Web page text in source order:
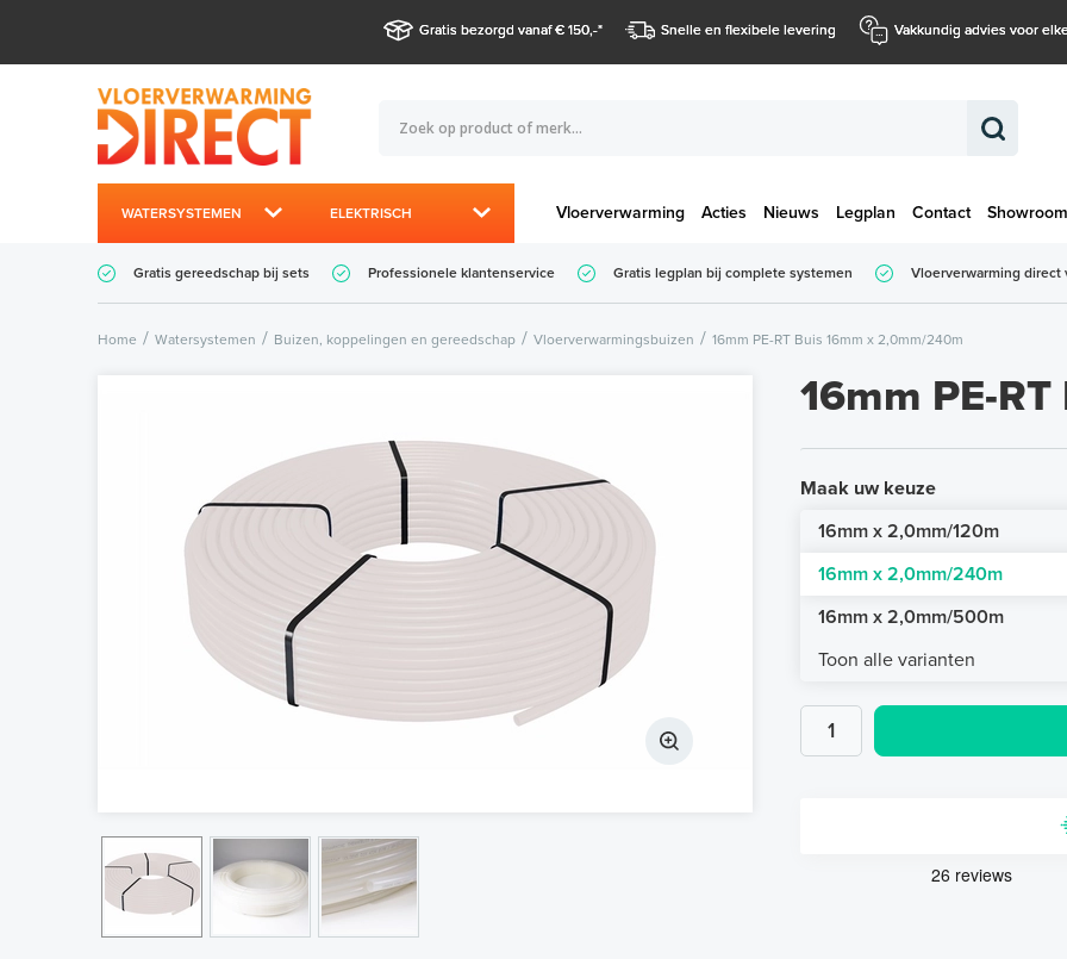
Gratis bezorgd vanaf € 150,-* Snelle en flexibele levering Vakkundig advies voor
WATERSYSTEMEN ELEKTRISCH Vloerverwarming Acties Nieuws Legplan Contact Showroom
Totaalbedrag (incl. BTW)
Gratis gereedschap bij sets Professionele klantenservice Gratis legplan bij complete systemen Vloerverwarming direct
Home Watersystemen Buizen, koppelingen en gereedschap Vloerverwarmingsbuizen 16mm PE-RT Buis 16mm x 2,0mm/240m
16mm PE-RT
Maak uw keuze
16mm x 2,0mm/120m
16mm x 2,0mm/240m
16mm x 2,0mm/500m
Toon alle varianten